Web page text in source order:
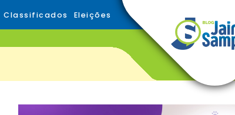
Classificados Eleições